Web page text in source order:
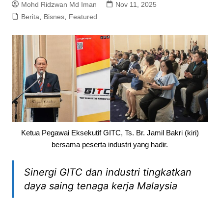
Mohd Ridzwan Md Iman
Nov 11, 2025
Berita, Bisnes, Featured
Ketua Pegawai Eksekutif GITC, Ts. Br. Jamil Bakri (kiri)
bersama peserta industri yang hadir.
Sinergi GITC dan industri tingkatkan
daya saing tenaga kerja Malaysia